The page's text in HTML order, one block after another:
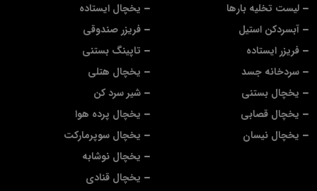
یخچال ایستاده
فریزر صندوقی
تاپینگ بستنی
یخچال هتلی
شیر سرد کن
یخچال پرده هوا
یخچال سوپرمارکت
یخچال نوشابه
یخچال قنادی
لیست تخلیه بارها
آبسردکن استیل
فریزر ایستاده
سردخانه جسد
یخچال بستنی
یخچال قصابی
یخچال نیسان